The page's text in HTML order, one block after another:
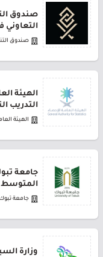
صندوق
صندوق
الهيئة
التدريب
الهيئة
جامعة
المتوسط
جامعة تبوك
وزارة